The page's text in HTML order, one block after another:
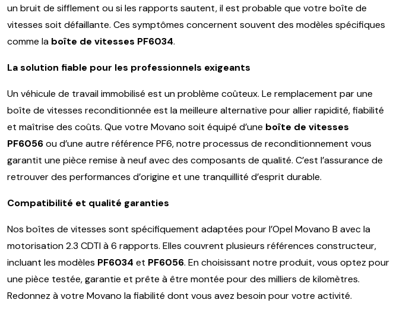
un bruit de sifflement ou si les rapports sautent, il est probable que votre boîte de
vitesses soit défaillante. Ces symptômes concernent souvent des modèles spécifiques
comme la boîte de vitesses PF6034.
La solution fiable pour les professionnels exigeants
Un véhicule de travail immobilisé est un problème coûteux. Le remplacement par une
boîte de vitesses reconditionnée est la meilleure alternative pour allier rapidité, fiabilité
et maîtrise des coûts. Que votre Movano soit équipé d’une boîte de vitesses
PF6056ou d’une autre référence PF6, notre processus de reconditionnement vous
garantit une pièce remise à neuf avec des composants de qualité. C’est l’assurance de
retrouver des performances d’origine et une tranquillité d’esprit durable.
Compatibilité et qualité garanties
Nos boîtes de vitesses sont spécifiquement adaptées pour l’Opel Movano B avec la
motorisation 2.3 CDTI à 6 rapports. Elles couvrent plusieurs références constructeur,
incluant les modèles PF6034 et PF6056. En choisissant notre produit, vous optez pour
une pièce testée, garantie et prête à être montée pour des milliers de kilomètres.
Redonnez à votre Movano la fiabilité dont vous avez besoin pour votre activité.